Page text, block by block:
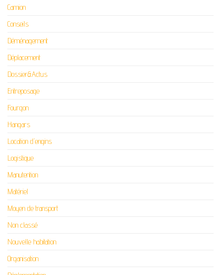
Camion
Conseils
Déménagement
Déplacement
Dossier&Actus
Entreposage
Fourgon
Hangars
Location d'engins
Logistique
Manutention
Matériel
Moyen de transport
Non classé
Nouvelle habitation
Organisation